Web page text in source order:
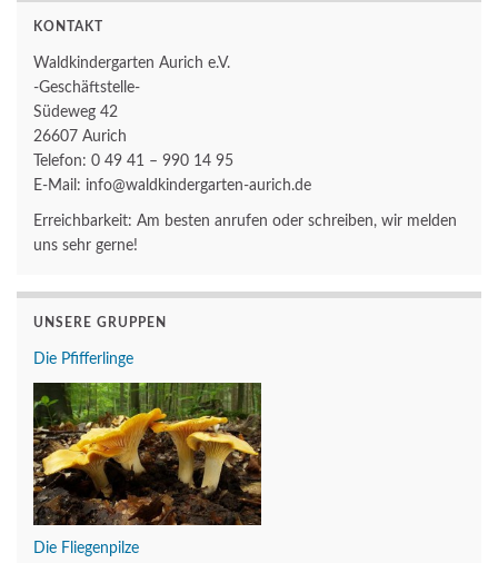
KONTAKT
Waldkindergarten Aurich e.V.
-Geschäftstelle-
Südeweg 42
26607 Aurich
Telefon: 0 49 41 – 990 14 95
E-Mail: info@waldkindergarten-aurich.de
Erreichbarkeit: Am besten anrufen oder schreiben, wir melden
uns sehr gerne!
UNSERE GRUPPEN
Die Pfifferlinge
Die Fliegenpilze